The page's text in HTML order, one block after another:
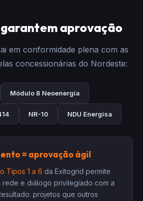
aprovação
em conformidade plena com as
concessionárias do Nordeste:
Módulo 8 Neoenergia
NR-10 NDU Energisa
= aprovação ágil
Tipos 1 a 6 da Exitogrid permite
rede e diálogo privilegiado com a
projetos que outros